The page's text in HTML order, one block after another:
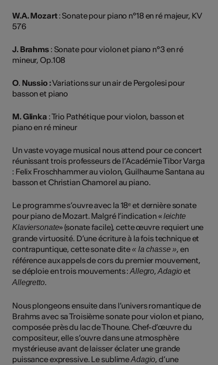
W.A. Mozart: Sonate pour piano n°18 en ré majeur, KV
576
J. Brahms: Sonate pour violon et piano n°3 en ré
mineur, Op.108
O. Nussio :Variations sur un air de Pergolesi pour
basson et piano
M. Glinka : Trio Pathétique pour violon, basson et
piano en ré mineur
Un vaste voyage musical nous attend pour ce concert
réunissant trois professeurs de l’Académie Tibor Varga
: Felix Froschhammer au violon, Guilhaume Santana au
basson et Christian Chamorel au piano.
Le programme s’ouvre avec la 18ᵉ et dernière sonate
pour piano de Mozart. Malgré l’indication «leichte
Klaviersonate» (sonate facile), cette œuvre requiert une
grande virtuosité. D’une écriture à la fois technique et
contrapuntique, cette sonate dite« la chasse », en
référence aux appels de cors du premier mouvement,
se déploie en trois mouvements :Allegro,Adagioet
Allegretto.
Nous plongeons ensuite dans l’univers romantique de
Brahms avec sa Troisième sonate pour violon et piano,
composée près du lac de Thoune. Chef-d’œuvre du
compositeur, elle s’ouvre dans une atmosphère
mystérieuse avant de laisser éclater une grande
puissance expressive. Le sublimeAdagio, d’une